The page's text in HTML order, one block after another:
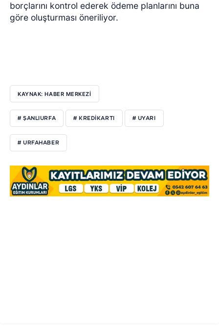
borçlarını kontrol ederek ödeme planlarını buna
göre oluşturması öneriliyor.
KAYNAK: HABER MERKEZİ
# ŞANLIURFA # KREDIKARTI # UYARI
# URFAHABER